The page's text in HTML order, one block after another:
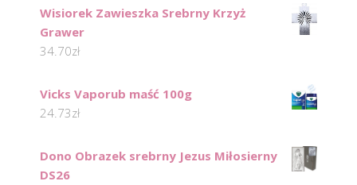
Wisiorek Zawieszka Srebrny Krzyż
Grawer
34.70zł
Vicks Vaporub maść 100g
24.73zł
Dono Obrazek srebrny Jezus Miłosierny
DS26